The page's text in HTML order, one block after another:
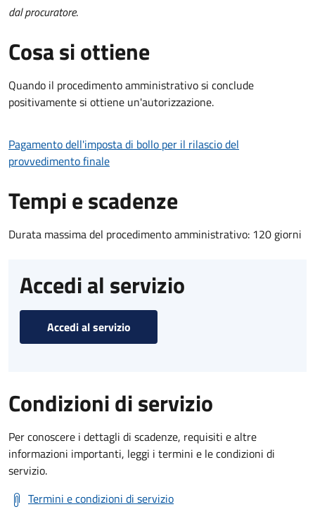
dal procuratore.
Cosa si ottiene
Quando il procedimento amministrativo si conclude
positivamente si ottiene un'autorizzazione.
Pagamento dell'imposta di bollo per il rilascio del
provvedimento finale
Tempi e scadenze
Durata massima del procedimento amministrativo: 120 giorni
Accedi al servizio
Accedi al servizio
Condizioni di servizio
Per conoscere i dettagli di scadenze, requisiti e altre
informazioni importanti, leggi i termini e le condizioni di
servizio.
Termini e condizioni di servizio